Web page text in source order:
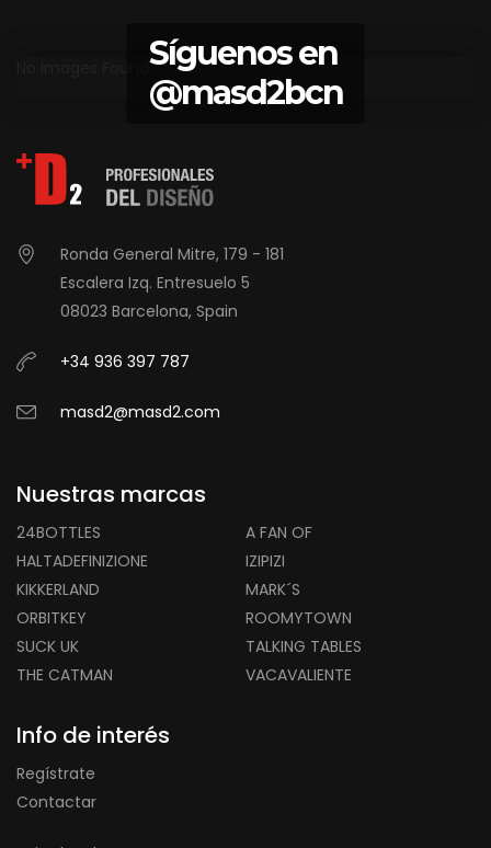
Síguenos en
@masd2bcn
Ronda General Mitre, 179 - 181
Escalera Izq. Entresuelo 5
08023 Barcelona, Spain
+34 936 397 787
masd2@masd2.com
Nuestras marcas
24BOTTLES
A FAN OF
HALTADEFINIZIONE
IZIPIZI
KIKKERLAND
MARK´S
ORBITKEY
ROOMYTOWN
SUCK UK
TALKING TABLES
THE CATMAN
VACAVALIENTE
Info de interés
Regístrate
Contactar